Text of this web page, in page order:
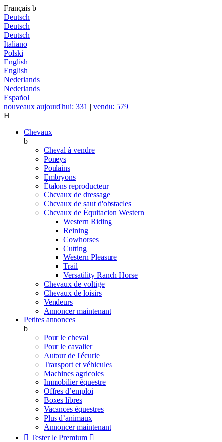
Français b
Deutsch
Deutsch
Deutsch
Italiano
Polski
English
English
Nederlands
Nederlands
Español
nouveaux aujourd'hui: 331 | vendu: 579
H
Chevaux
b
Cheval à vendre
Poneys
Poulains
Embryons
Étalons reproducteur
Chevaux de dressage
Chevaux de saut d'obstacles
Chevaux de Èquitacion Western
Western Riding
Reining
Cowhorses
Cutting
Western Pleasure
Trail
Versatility Ranch Horse
Chevaux de voltige
Chevaux de loisirs
Vendeurs
Annoncer maintenant
Petites annonces
b
Pour le cheval
Pour le cavalier
Autour de l'écurie
Transport et véhicules
Machines agricoles
Immobilier équestre
Offres d’emploi
Boxes libres
Vacances équestres
Plus d’animaux
Annoncer maintenant
 Tester le Premium 